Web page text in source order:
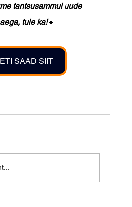
tantsusammul uude
tule ka!🔸
SAAD SIIT